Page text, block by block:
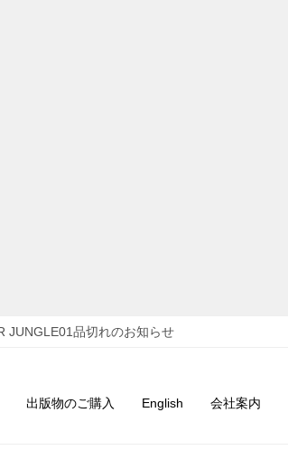
JUNGLE01品切れのお知らせ
出版物のご購入 English 会社案内